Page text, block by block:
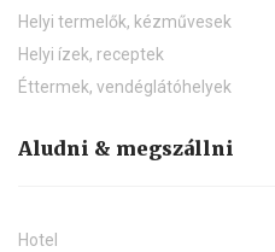
Helyi termelők, kézművesek
Helyi ízek, receptek
Éttermek, vendéglátóhelyek
Aludni & megszállni
Hotel